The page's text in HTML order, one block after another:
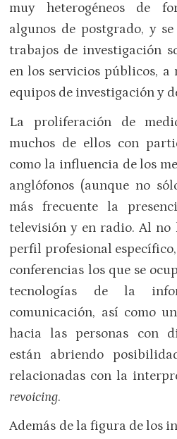
muy heterogéneos de
algunos de postgrado, y
trabajos de investigación
en los servicios públicos, a
equipos de investigación y
La proliferación de
muchos de ellos con
como la influencia de los
anglófonos (aunque no
más frecuente la
televisión y en radio. Al
perfil profesional
conferencias los que se
tecnologías de la
comunicación, así como
hacia las personas con
están abriendo
relacionadas con la
revoicing.
Además de la figura de los